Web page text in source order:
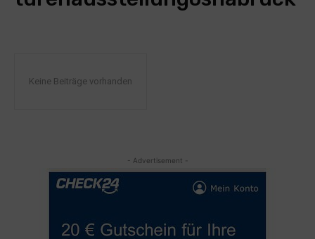
Keine Beiträge vorhanden
- Advertisement -